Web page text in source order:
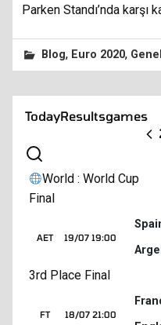
Parken Standı’nda karşı
Blog, Euro 2020,
TodayResultsgames
World : World Cup
Final
19/07 19:00
AET
3rd Place Final
18/07 21:00
FT